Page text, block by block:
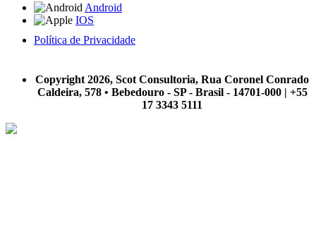
Android
IOS
Política de Privacidade
Copyright 2026, Scot Consultoria, Rua Coronel Conrado
Caldeira, 578 • Bebedouro - SP - Brasil - 14701-000 | +55
17 3343 5111